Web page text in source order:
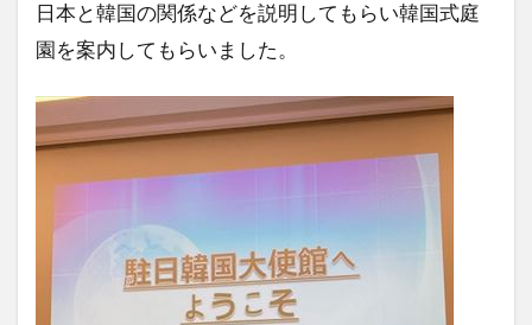
日本と韓国の関係などを説明してもらい韓国式庭
園を案内してもらいました。